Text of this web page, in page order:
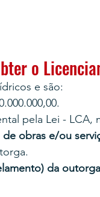
o
e são:
pela Lei - LCA,
obras e/ou
da outorga